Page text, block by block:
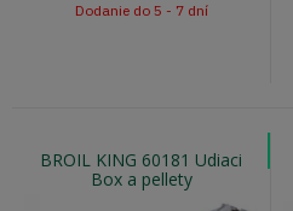
Dodanie do 5 - 7 dní
BROIL KING 60181 Udiaci
Box a pellety